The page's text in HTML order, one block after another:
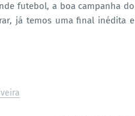
futebol, a boa campanha do
já temos uma final inédita e